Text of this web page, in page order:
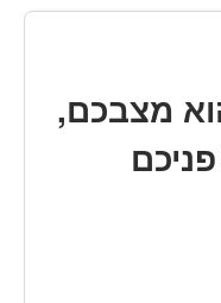
מצבכם,